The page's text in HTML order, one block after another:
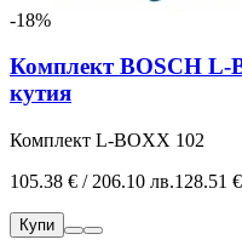
-18%
Комплект BOSCH L-
кутия
Комплект L-BOXX 102
105.38 € / 206.10 лв.128.51
Купи